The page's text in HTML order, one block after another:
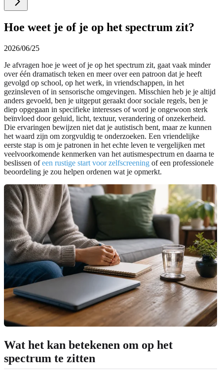
Hoe weet je of je op het spectrum zit?
2026/06/25
Je afvragen hoe je weet of je op het spectrum zit, gaat vaak minder
over één dramatisch teken en meer over een patroon dat je heeft
gevolgd op school, op het werk, in vriendschappen, in het
gezinsleven of in sensorische omgevingen. Misschien heb je je altijd
anders gevoeld, ben je uitgeput geraakt door sociale regels, ben je
diep opgegaan in specifieke interesses of word je ongewoon sterk
beïnvloed door geluid, licht, textuur, verandering of onzekerheid.
Die ervaringen bewijzen niet dat je autistisch bent, maar ze kunnen
het waard zijn om zorgvuldig te onderzoeken. Een vriendelijke
eerste stap is om je patronen in het echte leven te vergelijken met
veelvoorkomende kenmerken van het autismespectrum en daarna te
beslissen ofeen rustige start voor zelfscreening of een professionele
beoordeling je zou helpen ordenen wat je opmerkt.
Wat het kan betekenen om op het
spectrum te zitten